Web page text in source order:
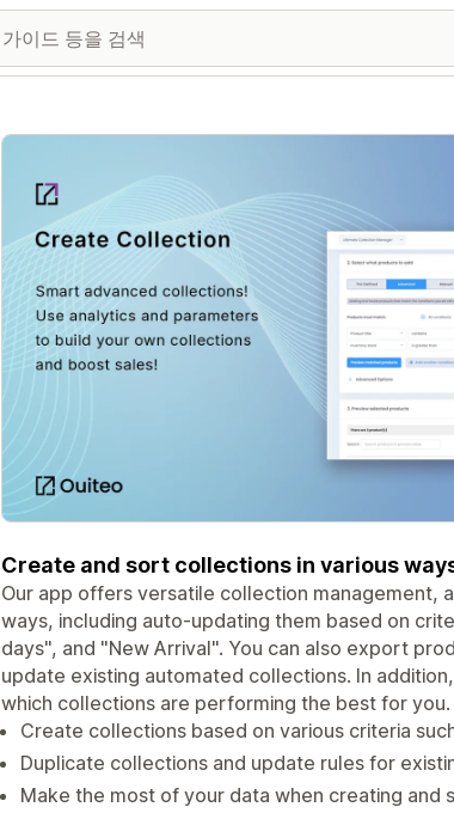
추천 이미지 갤러리
Create and sort collections in various
Our app offers versatile collection management,
ways, including auto-updating them based on
days", and "New Arrival". You can also export
update existing automated collections. In
which collections are performing the best for you.
Create collections based on various criteria
Duplicate collections and update rules for
Make the most of your data when creating and